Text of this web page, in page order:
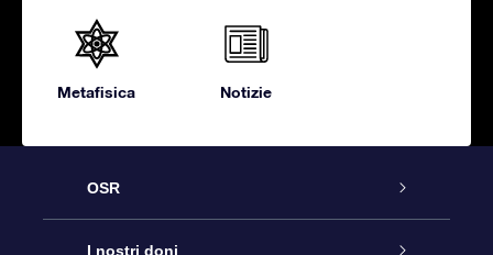
Metafisica Notizie
OSR
Assistenza
I nostri doni